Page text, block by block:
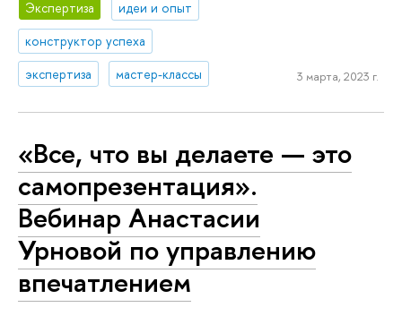
Экспертиза
идеи и опыт
конструктор успеха
экспертиза
мастер-классы 3 марта, 2023 г.
«Все, что вы делаете — это
самопрезентация».
Вебинар Анастасии
Урновой по управлению
впечатлением